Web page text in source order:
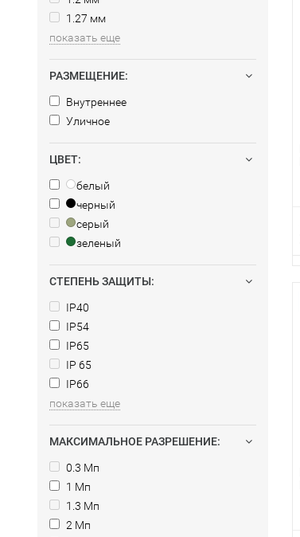
1.27 мм
показать еще
РАЗМЕЩЕНИЕ:
Внутреннее
Уличное
ЦВЕТ:
белый
черный
серый
зеленый
СТЕПЕНЬ ЗАЩИТЫ:
IP40
IP54
IP65
IP 65
IP66
показать еще
МАКСИМАЛЬНОЕ РАЗРЕШЕНИЕ:
0.3 Мп
1 Мп
1.3 Мп
2 Мп